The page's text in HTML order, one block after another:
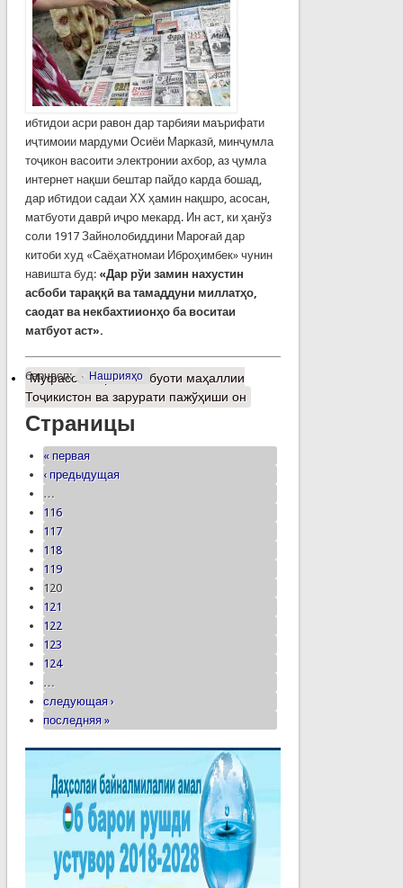
ибтидои асри равон дар тарбияи маърифати
иҷтимоии мардуми Осиёи Марказӣ, минҷумла
тоҷикон васоити электронии ахбор, аз ҷумла
интернет нақши бештар пайдо карда бошад,
дар ибтидои садаи ХХ ҳамин нақшро, асосан,
матбуоти даврӣ иҷро мекард. Ин аст, ки ҳанўз
соли 1917 Зайнолобиддини Мароғаӣ дар
китоби худ «Саёҳатномаи Иброҳимбек» чунин
навишта буд: «Дар рўи замин нахустин
асбоби тараққӣ ва тамаддуни миллатҳо,
саодат ва некбахтиионҳо ба воситаи
матбуот аст».
барчасп: Нашрияҳо
Муфассалтаро Матбуоти маҳаллии
Тоҷикистон ва зарурати пажўҳиши он
Страницы
« первая
‹ предыдущая
…
116
117
118
119
120
121
122
123
124
…
следующая ›
последняя »